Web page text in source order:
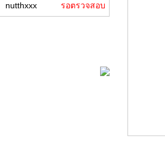
nutthxxx รอตรวจสอบ